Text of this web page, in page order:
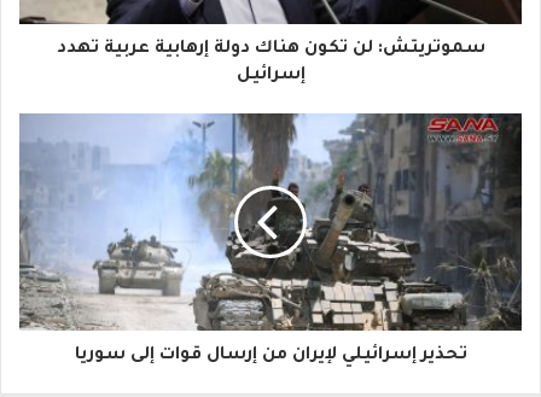
ا
إ
ك
ر
و
سموتريتش: لن تكون هناك دولة إرهابية عربية تهدد
إسرائيل
تحذير إسرائيلي لإيران من إرسال قوات إلى سوريا